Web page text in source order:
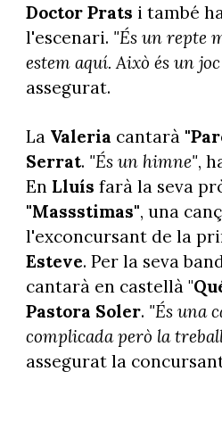
Doctor Prats i també
l'escenari. "És un repte
estem aquí. Això és un
assegurat.
La Valeria cantarà
Serrat. "És un himne",
En Lluís farà la seva
"Massstimas", una
l'exconcursant de la
Esteve. Per la seva
cantarà en castellà "
Pastora Soler. "És una
complicada però la
assegurat la